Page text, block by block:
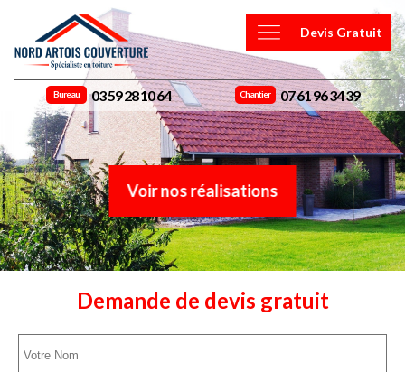
Devis Gratuit
Bureau 03 59 28 10 64 Chantier 07 61 96 34 39
Voir nos réalisations
Demande de devis gratuit